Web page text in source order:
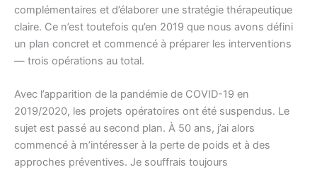
complémentaires et d’élaborer une stratégie thérapeutique
claire. Ce n’est toutefois qu’en 2019 que nous avons défini
un plan concret et commencé à préparer les interventions
— trois opérations au total.
Avec l’apparition de la pandémie de COVID-19 en
2019/2020, les projets opératoires ont été suspendus. Le
sujet est passé au second plan. À 50 ans, j’ai alors
commencé à m’intéresser à la perte de poids et à des
approches préventives. Je souffrais toujours